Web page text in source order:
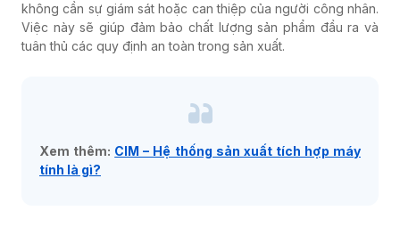
không cần sự giám sát hoặc can thiệp của người công nhân.
Việc này sẽ giúp đảm bảo chất lượng sản phẩm đầu ra và
tuân thủ các quy định an toàn trong sản xuất.
Xem thêm: CIM – Hệ thống sản xuất tích hợp máy
tính là gì?